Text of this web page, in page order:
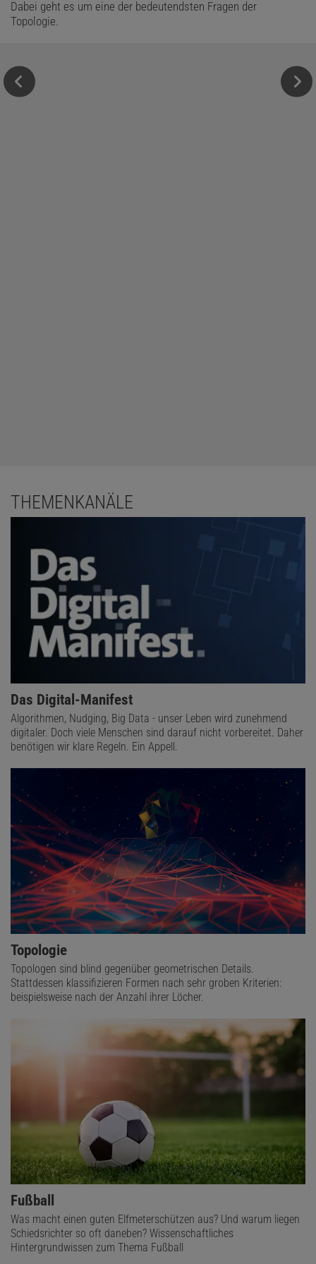
Dabei geht es um eine der bedeutendsten Fragen der
Topologie.
THEMENKANÄLE
Das Digital-Manifest
Algorithmen, Nudging, Big Data - unser Leben wird zunehmend
digitaler. Doch viele Menschen sind darauf nicht vorbereitet. Daher
benötigen wir klare Regeln. Ein Appell.
Topologie
Topologen sind blind gegenüber geometrischen Details.
Stattdessen klassifizieren Formen nach sehr groben Kriterien:
beispielsweise nach der Anzahl ihrer Löcher.
Fußball
Was macht einen guten Elfmeterschützen aus? Und warum liegen
Schiedsrichter so oft daneben? Wissenschaftliches
Hintergrundwissen zum Thema Fußball